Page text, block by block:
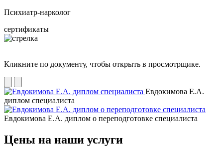
Психиатр-нарколог
сертификаты
Кликните по документу, чтобы открыть в просмотрщике.
Евдокимова Е.А.
диплом специалиста
Евдокимова Е.А. диплом о переподготовке специалиста
Цены на наши услуги